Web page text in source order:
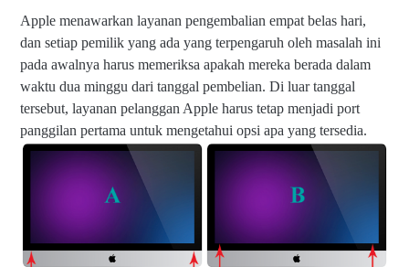
Apple menawarkan layanan pengembalian empat belas hari,
dan setiap pemilik yang ada yang terpengaruh oleh masalah ini
pada awalnya harus memeriksa apakah mereka berada dalam
waktu dua minggu dari tanggal pembelian. Di luar tanggal
tersebut, layanan pelanggan Apple harus tetap menjadi port
panggilan pertama untuk mengetahui opsi apa yang tersedia.